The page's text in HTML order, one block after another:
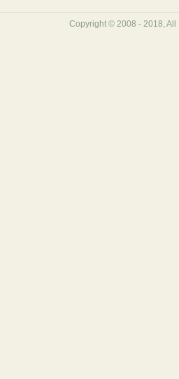
咏史怀古 宋词精选 小学古诗
Copyright © 2008 - 2018, All